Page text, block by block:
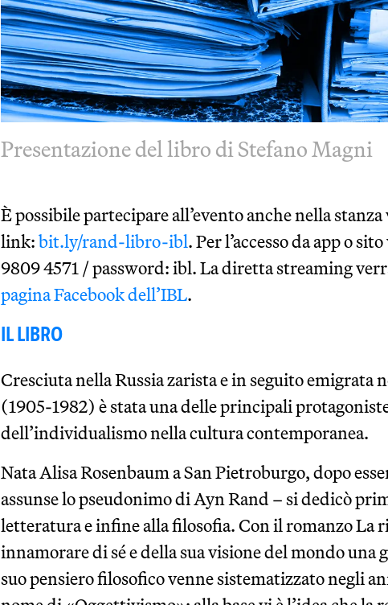
Presentazione del libro di Stefano Magni
È possibile partecipare all’evento anche nella
link:bit.ly/rand-libro-ibl. Per l’accesso da app o
9809 4571 / password: ibl. La diretta streaming
pagina Facebook dell’IBL.
IL LIBRO
Cresciuta nella Russia zarista e in seguito
(1905-1982) è stata una delle principali
dell’individualismo nella cultura contemporanea.
Nata Alisa Rosenbaum a San Pietroburgo, dopo
assunse lo pseudonimo di Ayn Rand – si dedicò
letteratura e infine alla filosofia. Con il romanzo La
innamorare di sé e della sua visione del mondo una
suo pensiero filosofico venne sistematizzato negli